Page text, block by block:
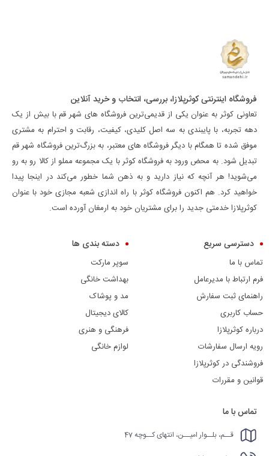
فروشگاه اینترنتی کوثرپلازا، بررسی، انتخاب و خرید آنلاین
تعاونی کوثر به عنوان یکی از قدیمی‌ترین فروشگاه های شهر قم با بیش از یک
دهه تجربه، با پایبندی به سه اصل کلیدی، کیفیت، رقابت و احترام به مشتری
موفق شده تا همگام با دیگر فروشگاه های معتبر، به بزرگ‌ترین فروشگاه شهر قم
تبدیل شود. به محض ورود به فروشگاه کوثر با یک مجموعه مملو از کالا رو به رو
می‌شوید! هر آنچه که نیاز دارید و به ذهن شما خطور می‌کند در اینجا پیدا
خواهید کرد. هم اکنون فروشگاه کوثر با راه اندازی شعبه مجازی خود با عنوان
کوثرپلازا خدمتی جدید را برای مشتریان خود به ارمغان آورده است.
دسترسی سریع
تماس با ما
فرم ارتباط با مدیرعامل
راهنمای ثبت سفارش
حساب کاربری
درباره کوثرپلازا
رویه ارسال سفارشات
فروشندگی در کوثرپلازا
قوانین و مقررات
دسته بندی ها
سوپر مارکت
بهداشت خانگی
مد و پوشاک
کالای دیجیتال
فرهنگی و هنری
لوازم خانگی
تماس با ما
قــم، بلــوار امیــن، انتهای کــوچه 47